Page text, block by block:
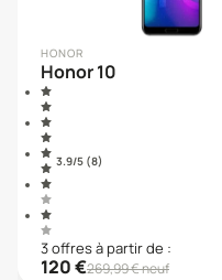
HONOR
Honor 10
3.9/5 (8)
3offresà partir de :
120€269,99€ neuf